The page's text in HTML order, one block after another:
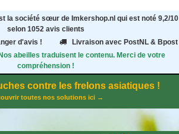
la société sœur de Imkershop.nl qui est noté 9,2/10
selon 1052 avis clients
d'avis !
Livraison avec PostNL & Bpost
abeilles traduisent le contenu. Merci de votre
compréhension !
contre les frelons asiatiques !
toutes nos solutions ici →